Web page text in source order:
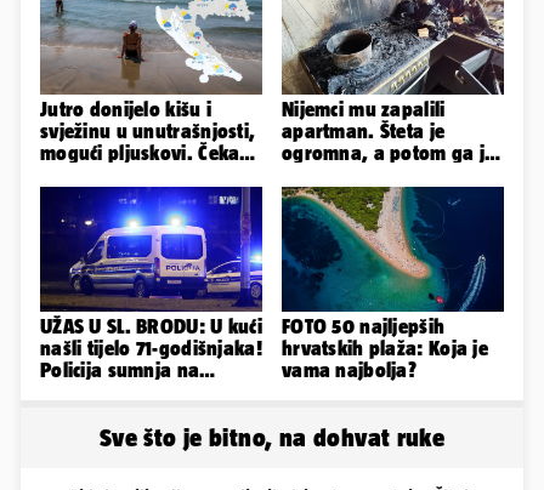
Jutro donijelo kišu i
svježinu u unutrašnjosti,
mogući pljuskovi. Čeka
Nijemci mu zapalili
apartman. Šteta je
ogromna, a potom ga je
Bookinga
UŽAS U SL. BRODU: U kući
našli tijelo 71-godišnjaka!
Policija sumnja na
FOTO 50 najljepših
hrvatskih plaža: Koja je
vama najbolja?
Sve što je bitno, na dohvat ruke